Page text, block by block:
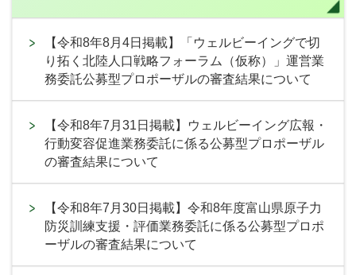
【令和8年8月4日掲載】「ウェルビーイングで切
り拓く北陸人口戦略フォーラム（仮称）」運営業
務委託公募型プロポーザルの審査結果について
【令和8年7月31日掲載】ウェルビーイング広報・
行動変容促進業務委託に係る公募型プロポーザル
の審査結果について
【令和8年7月30日掲載】令和8年度富山県原子力
防災訓練支援・評価業務委託に係る公募型プロポ
ーザルの審査結果について